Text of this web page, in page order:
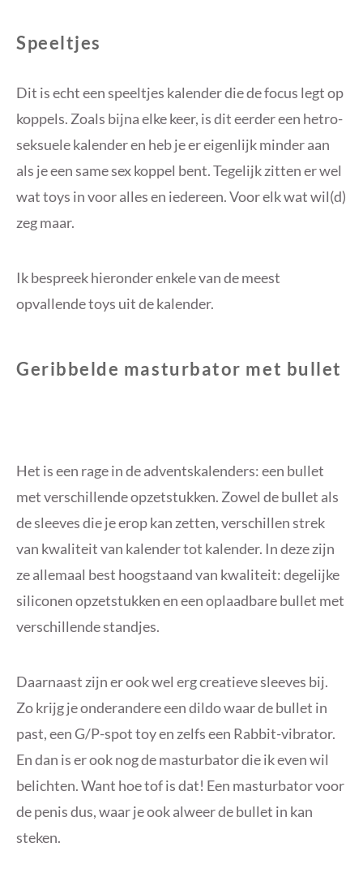
Speeltjes
Dit is echt een speeltjes kalender die de focus legt op
koppels. Zoals bijna elke keer, is dit eerder een hetro-
seksuele kalender en heb je er eigenlijk minder aan
als je een same sex koppel bent. Tegelijk zitten er wel
wat toys in voor alles en iedereen. Voor elk wat wil(d)
zeg maar.
Ik bespreek hieronder enkele van de meest
opvallende toys uit de kalender.
Geribbelde masturbator met bullet
Het is een rage in de adventskalenders: een bullet
met verschillende opzetstukken. Zowel de bullet als
de sleeves die je erop kan zetten, verschillen strek
van kwaliteit van kalender tot kalender. In deze zijn
ze allemaal best hoogstaand van kwaliteit: degelijke
siliconen opzetstukken en een oplaadbare bullet met
verschillende standjes.
Daarnaast zijn er ook wel erg creatieve sleeves bij.
Zo krijg je onderandere een dildo waar de bullet in
past, een G/P-spot toy en zelfs een Rabbit-vibrator.
En dan is er ook nog de masturbator die ik even wil
belichten. Want hoe tof is dat! Een masturbator voor
de penis dus, waar je ook alweer de bullet in kan
steken.